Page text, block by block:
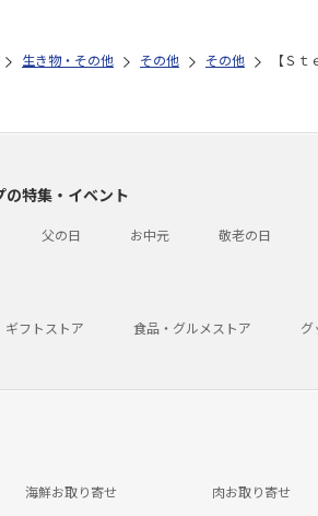
生き物・その他 その他 その他 【Ｓ
特集・イベント
父の日 お中元 敬老の日
ギフトストア 食品・グルメストア グ
海鮮お取り寄せ 肉お取り寄せ